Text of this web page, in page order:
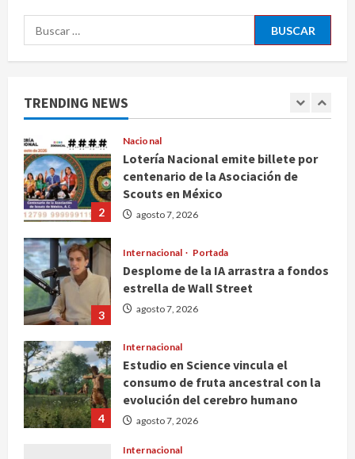
Buscar:
TRENDING NEWS
1
Nacional
Fallece Carlos Garfias Merlos,
2
Nacional
Lotería Nacional emite billete por
centenario de la Asociación de
Scouts en México
agosto 7, 2026
3
Internacional Portada
Desplome de la IA arrastra a fondos
estrella de Wall Street
agosto 7, 2026
4
Internacional
Estudio en Science vincula el
consumo de fruta ancestral con la
evolución del cerebro humano
agosto 7, 2026
Internacional